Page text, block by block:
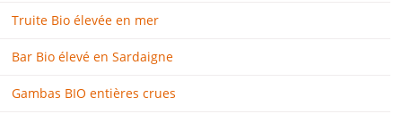
Truite Bio élevée en mer
Bar Bio élevé en Sardaigne
Gambas BIO entières crues